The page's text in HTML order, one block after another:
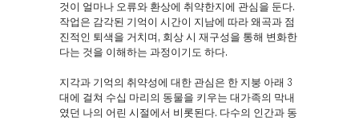
것이 얼마나 오류와 환상에 취약한지에 관심을 둔다.
작업은 감각된 기억이 시간이 지남에 따라 왜곡과 점
진적인 퇴색을 거치며, 회상 시 재구성을 통해 변화한
다는 것을 이해하는 과정이기도 하다.
지각과 기억의 취약성에 대한 관심은 한 지붕 아래 3
대에 걸쳐 수십 마리의 동물을 키우는 대가족의 막내
였던 나의 어린 시절에서 비롯된다. 다수의 인간과 동